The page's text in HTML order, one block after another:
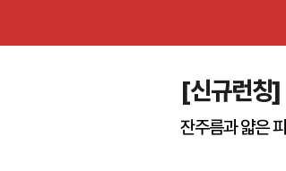
[신규런칭]
잔주름과 얇은